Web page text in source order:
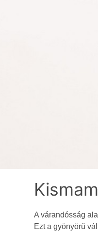
A várandósság
Ezt a gyönyörű